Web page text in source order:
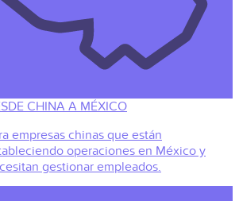
CHINA A MÉXICO
empresas chinas que están
operaciones en México y
gestionar empleados.